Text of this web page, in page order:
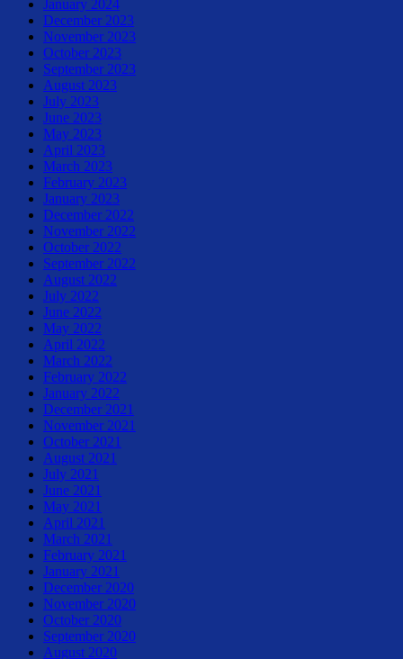
January 2024
December 2023
November 2023
October 2023
September 2023
August 2023
July 2023
June 2023
May 2023
April 2023
March 2023
February 2023
January 2023
December 2022
November 2022
October 2022
September 2022
August 2022
July 2022
June 2022
May 2022
April 2022
March 2022
February 2022
January 2022
December 2021
November 2021
October 2021
August 2021
July 2021
June 2021
May 2021
April 2021
March 2021
February 2021
January 2021
December 2020
November 2020
October 2020
September 2020
August 2020